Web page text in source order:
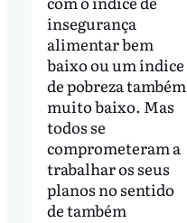
insegurança
alimentar bem
baixo ou um índice
de pobreza também
muito baixo. Mas
todos se
comprometeram a
trabalhar os seus
planos no sentido
de também